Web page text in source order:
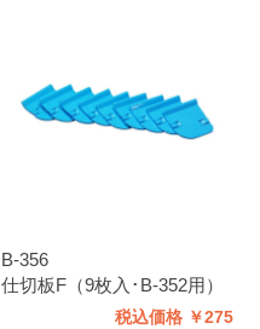
B-356
仕切板F（9枚入･B-352用）
税込価格 ￥275